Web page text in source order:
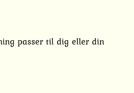
passer til dig eller din